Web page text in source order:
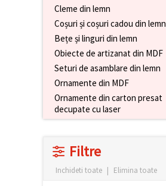
dumneavoastră,Cleme din lemn
Coșuri și coșuri cadou din lemn
Bețe și linguri din lemn
Obiecte de artizanat din MDF
Seturi de asamblare din lemn
Ornamente din MDF
Ornamente din carton presat
decupate cu laser
Filtre
Inchideti toate | Elimina toate